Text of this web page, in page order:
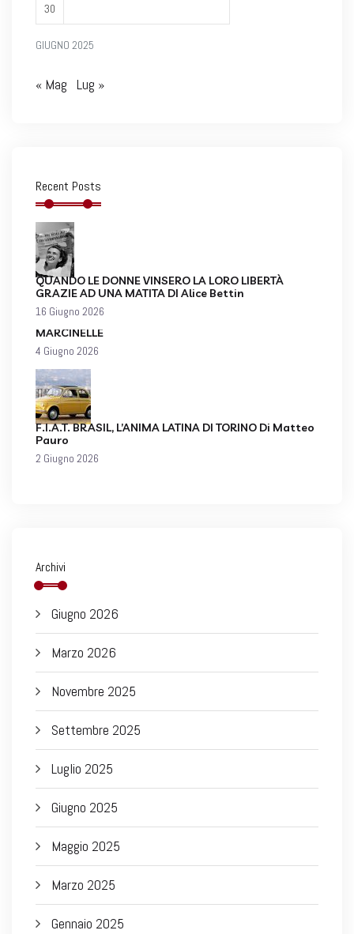
GIUGNO 2025
30
« Mag Lug »
Recent Posts
QUANDO LE DONNE VINSERO LA LORO LIBERTÀ
GRAZIE AD UNA MATITA DI Alice Bettin
16 Giugno 2026
MARCINELLE
4 Giugno 2026
F.I.A.T. BRASIL, L’ANIMA LATINA DI TORINO Di Matteo
Pauro
2 Giugno 2026
Archivi
Giugno 2026
Marzo 2026
Novembre 2025
Settembre 2025
Luglio 2025
Giugno 2025
Maggio 2025
Marzo 2025
Gennaio 2025